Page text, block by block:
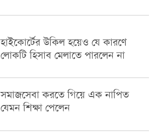
হাইকোর্টের উকিল হয়েও যে কারণে
লোকটি হিসাব মেলাতে পারলেন না
সমাজসেবা করতে গিয়ে এক নাপিত
যেমন শিক্ষা পেলেন